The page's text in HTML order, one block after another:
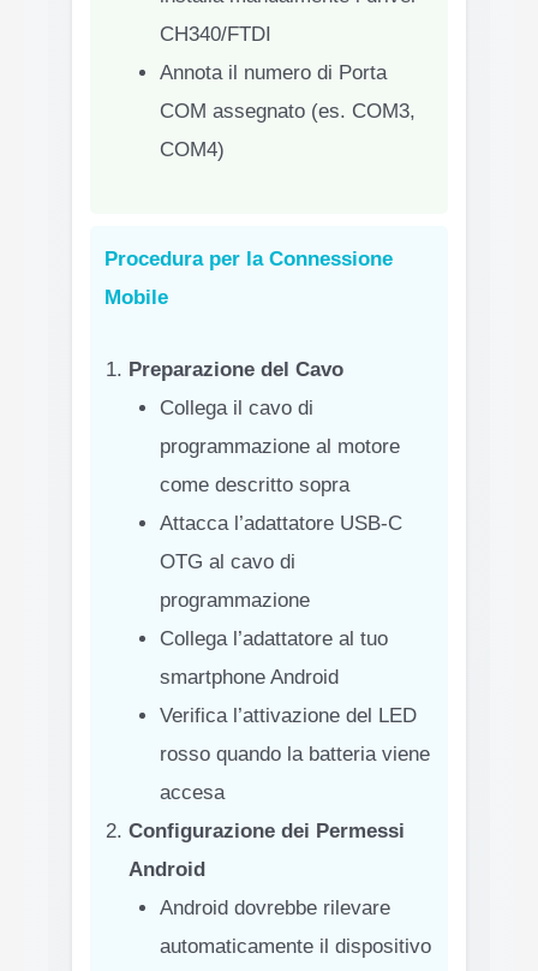
CH340/FTDI
Annota il numero di Porta
COM assegnato (es. COM3,
COM4)
Procedura per la Connessione
Mobile
Preparazione del Cavo
Collega il cavo di
programmazione al motore
come descritto sopra
Attacca l’adattatore USB-C
OTG al cavo di
programmazione
Collega l’adattatore al tuo
smartphone Android
Verifica l’attivazione del LED
rosso quando la batteria viene
accesa
Configurazione dei Permessi
Android
Android dovrebbe rilevare
automaticamente il dispositivo